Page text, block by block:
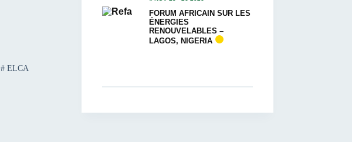
#ELCA
FORUM AFRICAIN SUR LES
ÉNERGIES
RENOUVELABLES –
LAGOS, NIGERIA